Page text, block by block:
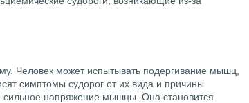
Человек может испытывать подергивание мышц,
симптомы судорог от их вида и причины
напряжение мышцы. Она становится